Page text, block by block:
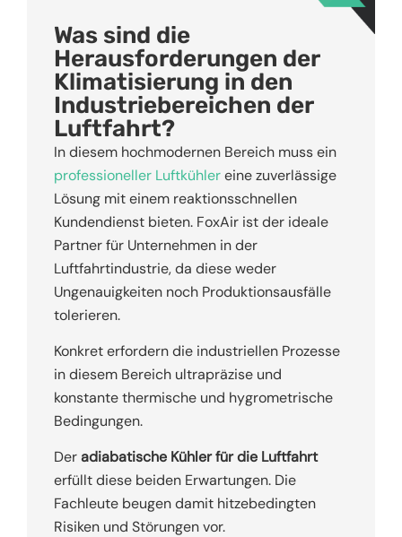
Was sind die
Herausforderungen der
Klimatisierung in den
Industriebereichen der
Luftfahrt?
In diesem hochmodernen Bereich muss ein
professioneller Luftkühlereine zuverlässige
Lösung mit einem reaktionsschnellen
Kundendienst bieten. FoxAir ist der ideale
Partner für Unternehmen in der
Luftfahrtindustrie, da diese weder
Ungenauigkeiten noch Produktionsausfälle
tolerieren.
Konkret erfordern die industriellen Prozesse
in diesem Bereich ultrapräzise und
konstante thermische und hygrometrische
Bedingungen.
Deradiabatische Kühler für die Luftfahrt
erfüllt diese beiden Erwartungen. Die
Fachleute beugen damit hitzebedingten
Risiken und Störungen vor.